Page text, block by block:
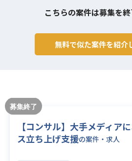
こちらの案件は募集を終
無料で似た案件を紹介
【コンサル】大手メディア
ス立ち上げ支援の案件・求人